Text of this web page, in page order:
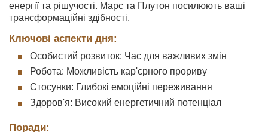
енергії та рішучості. Марс та Плутон посилюють ваші
трансформаційні здібності.
Ключові аспекти дня:
Особистий розвиток: Час для важливих змін
Робота: Можливість кар'єрного прориву
Стосунки: Глибокі емоційні переживання
Здоров'я: Високий енергетичний потенціал
Поради: